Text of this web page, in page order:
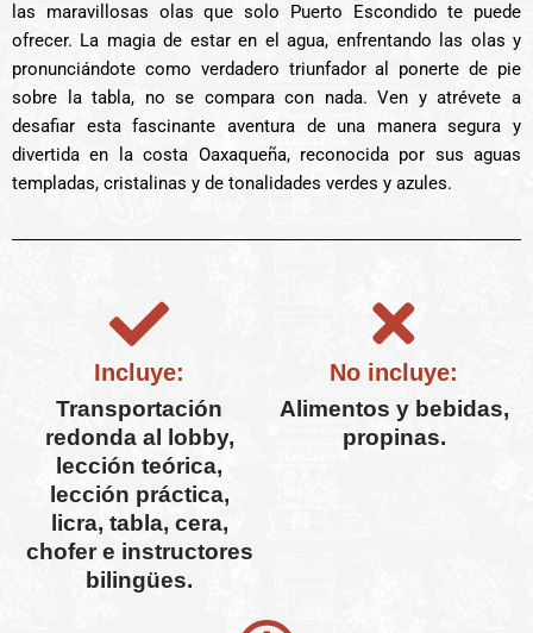
las maravillosas olas que solo Puerto Escondido te puede
ofrecer. La magia de estar en el agua, enfrentando las olas y
pronunciándote como verdadero triunfador al ponerte de pie
sobre la tabla, no se compara con nada. Ven y atrévete a
desafiar esta fascinante aventura de una manera segura y
divertida en la costa Oaxaqueña, reconocida por sus aguas
templadas, cristalinas y de tonalidades verdes y azules.
Incluye:
Transportación
redonda al lobby,
lección teórica,
lección práctica,
licra, tabla, cera,
chofer e instructores
bilingües.
No incluye:
Alimentos y bebidas,
propinas.